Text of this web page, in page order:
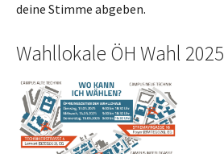
deine Stimme abgeben.
Wahllokale ÖH Wahl 2025
Show larger version